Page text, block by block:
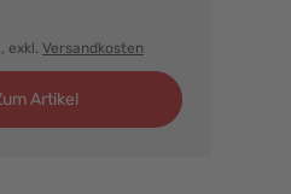
, exkl. Versandkosten
Artikel